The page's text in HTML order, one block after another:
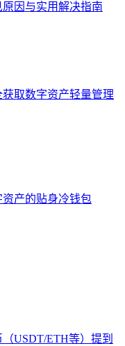
因与实用解决指南
取数字资产轻量管理
产的贴身冷钱包
USDT/ETH等）提到